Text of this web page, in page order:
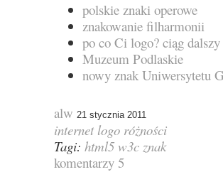
polskie znaki operowe
znakowanie filharmonii
po co Ci logo? ciąg dalszy
Muzeum Podlaskie
nowy znak Uniwersytetu
alw 21 stycznia 2011
internet logo różności
Tagi: html5 w3c znak
komentarzy 5